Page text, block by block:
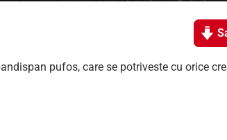
pufos, care se potriveste cu orice